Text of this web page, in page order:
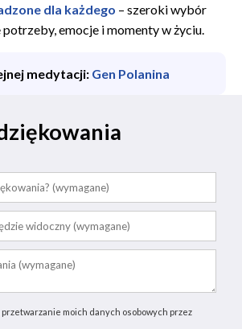
dla każdego – szeroki wybór
emocje i momenty w życiu.
medytacji: Gen Polanina
przetwarzanie moich danych osobowych przez